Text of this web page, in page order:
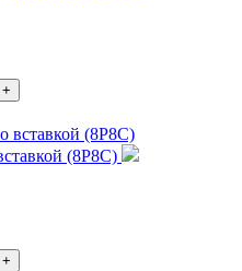
+
(8P8C)
+